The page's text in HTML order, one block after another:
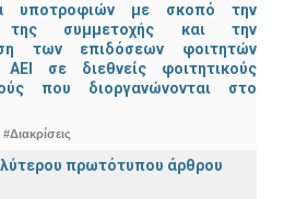
υποτροφιών με σκοπό την
της συμμετοχής και την
των επιδόσεων φοιτητών
ΑΕΙ σε διεθνείς φοιτητικούς
που διοργανώνονται στο
#Διακρίσεις
πρωτότυπου άρθρου